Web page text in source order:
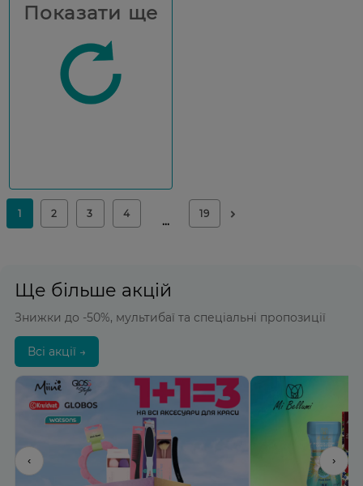
Показати ще
Ще більше акцій
Знижки до -50%, мультибаї та спеціальні пропозиції
Всі акції →
‹ ›